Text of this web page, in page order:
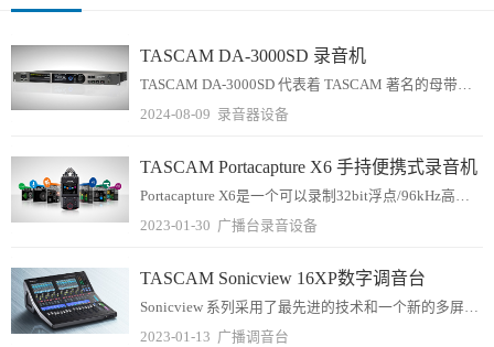
TASCAM DA-3000SD 录音机
2024-08-09 录音器设备
TASCAM Portacapture X6 手持便携式录音机
2023-01-30 广播台录音设备
TASCAM Sonicview 16XP数字调音台
2023-01-13 广播调音台